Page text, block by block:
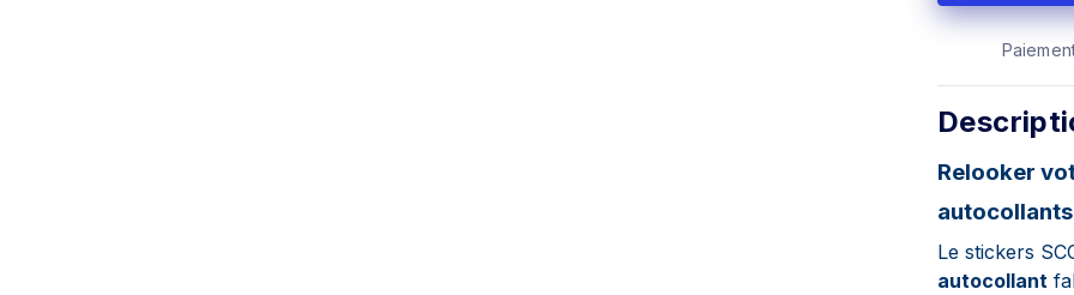
Relooker
autocollants
Le stickers
autocollant